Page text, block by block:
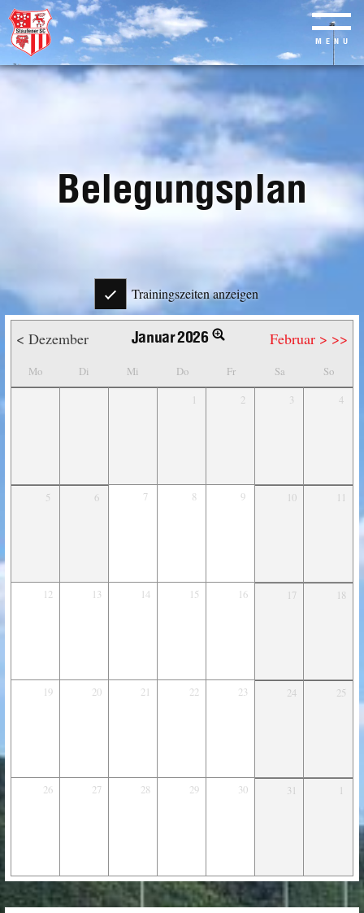
Skip
to
MENU
Belegungsplan
Trainingszeiten anzeigen
< Dezember Januar 2026 Februar > >>
Mo Di Mi Do Fr Sa
So
1
2 3 4
5 6 7 8 9 10 11
12 13 14 15 16 17 18
19 20 21 22 23 24 25
26 27 28 29 30 31 1